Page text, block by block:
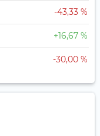
-43,33 %
+16,67 %
-30,00 %